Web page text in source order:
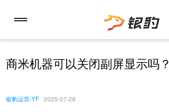
商米机器可以关闭副屏显示吗？
银豹运营-YF 2025-07-28